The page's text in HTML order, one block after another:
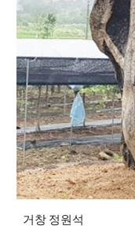
거창 정원석